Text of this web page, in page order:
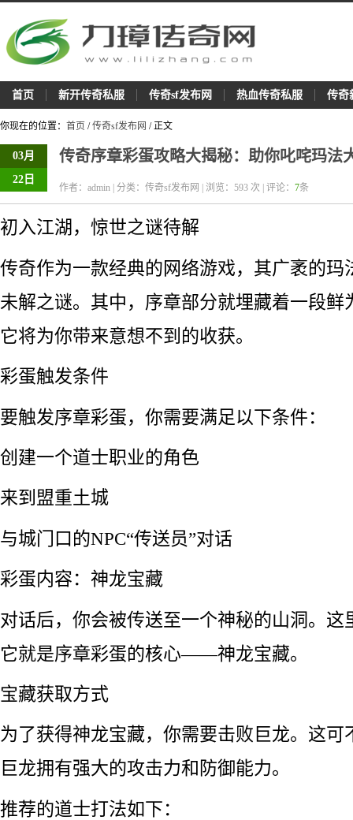
首页 新开传奇私服 传奇sf发布网 热血传奇私服 传奇
你现在的位置： 首页 /传奇sf发布网 / 正文
03月
22日
传奇序章彩蛋攻略大揭秘：助你叱咤玛法
作者：admin | 分类：传奇sf发布网 | 浏览： 593 次 | 评论： 7条
初入江湖，惊世之谜待解
传奇作为一款经典的网络游戏，其广袤的玛
未解之谜。其中，序章部分就埋藏着一段鲜
它将为你带来意想不到的收获。
彩蛋触发条件
要触发序章彩蛋，你需要满足以下条件：
创建一个道士职业的角色
来到盟重土城
与城门口的NPC“传送员”对话
彩蛋内容：神龙宝藏
对话后，你会被传送至一个神秘的山洞。这
它就是序章彩蛋的核心——神龙宝藏。
宝藏获取方式
为了获得神龙宝藏，你需要击败巨龙。这可
巨龙拥有强大的攻击力和防御能力。
推荐的道士打法如下：